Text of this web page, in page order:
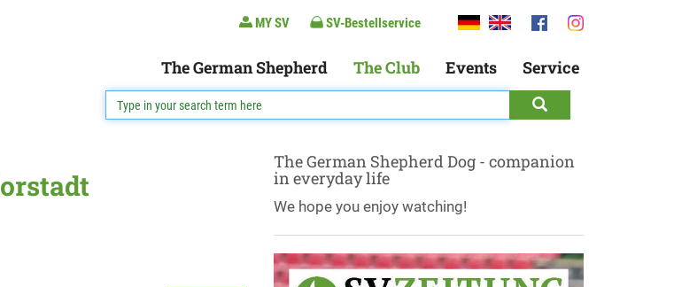
MY SV SV-Bestellservice
The German Shepherd The Club Events Service
The German Shepherd Dog - companion
in everyday life
We hope you enjoy watching!